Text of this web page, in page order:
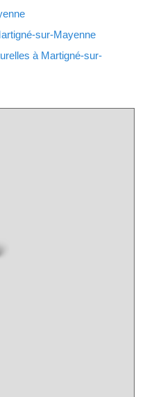
sur-Mayenne
à Martigné-sur-